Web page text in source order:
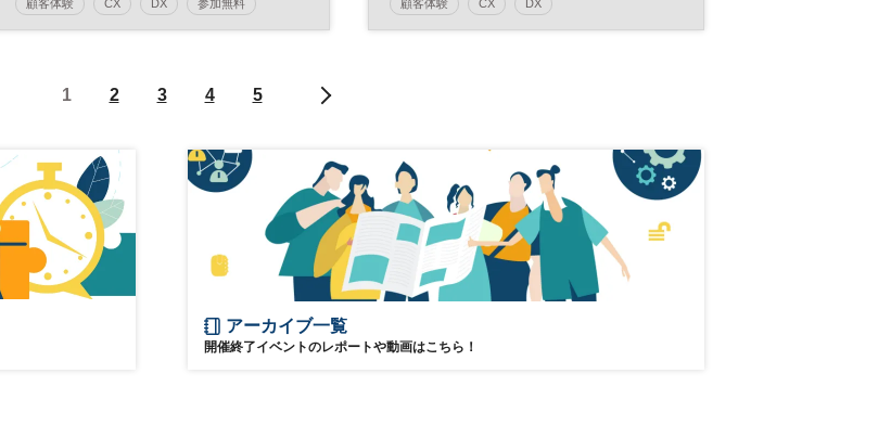
顧客体験 CX DX 参加無料
プレミアム・カンファレンス・シリーズ
顧客体験 CX DX
1 2 3 4 5
アーカイブ一覧
開催終了イベントのレポートや動画はこちら！